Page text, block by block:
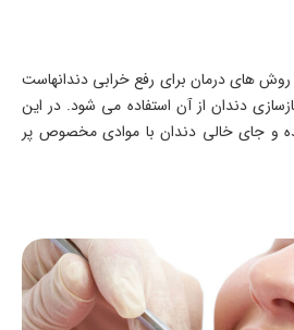
روش های درمان‌ برای رفع خرابی دندانهاست
دندان از آن استفاده می شود. در این
و جای خالی دندان با موادی مخصوص پر